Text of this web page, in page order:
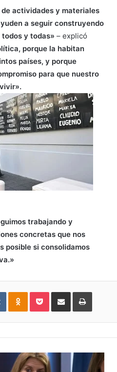
de actividades y materiales
a seguir construyendo
y todas» – explicó
porque la habitan
países, y porque
para que nuestro
trabajando y
concretas que nos
posible si consolidamos
VKontakteOdnoklassniki
PocketCompartirImprimir